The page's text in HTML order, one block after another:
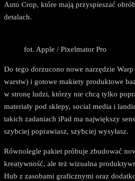
Auto Crop, które mają przyspieszać
detalach.
fot. Apple / Pixelmator Pro
Do tego dorzucono nowe narzędzie
warstw) i gotowe makiety produktowe
w stronę ludzi, którzy nie chcą tylko
materiały pod sklepy, social media i
takich zadaniach iPad ma największy
szybciej poprawiasz, szybciej wysyłasz.
Równolegle pakiet próbuje zbudować
kreatywność, ale też wizualna
Hub z zasobami graficznymi oraz